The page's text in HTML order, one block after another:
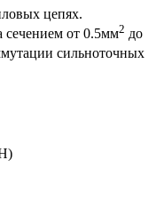
цепях.
сечением от 0.5мм2 до
сильноточных